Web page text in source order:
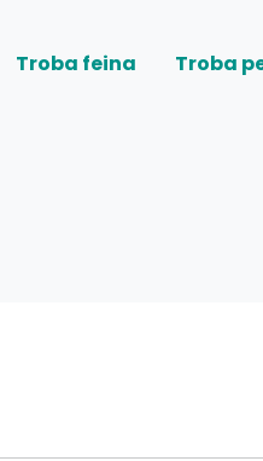
Troba feina Troba